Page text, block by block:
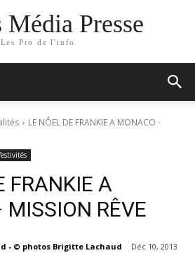
Média Presse
Les Pro de l'info
LE NÔEL DE FRANKIE A MONACO -
FRANKIE A
RÊVE
- © photos Brigitte Lachaud Déc 10, 2013